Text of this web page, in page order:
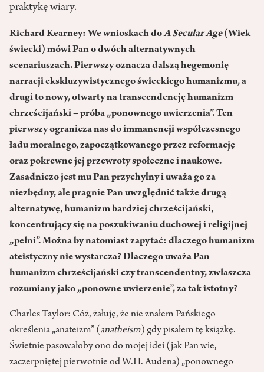
praktykę wiary.
Richard Kearney: We wnioskach doA Secular Age(Wiek
świecki) mówi Pan o dwóch alternatywnych
scenariuszach. Pierwszy oznacza dalszą hegemonię
narracji ekskluzywistycznego świeckiego humanizmu, a
drugi to nowy, otwarty na transcendencję humanizm
chrześcijański – próba „ponownego uwierzenia”. Ten
pierwszy ogranicza nas do immanencji współczesnego
ładu moralnego, zapoczątkowanego przez reformację
oraz pokrewne jej przewroty społeczne i naukowe.
Zasadniczo jest mu Pan przychylny i uważa go za
niezbędny, ale pragnie Pan uwzględnić także drugą
alternatywę, humanizm bardziej chrześcijański,
koncentrujący się na poszukiwaniu duchowej i religijnej
„pełni”. Można by natomiast zapytać: dlaczego humanizm
ateistyczny nie wystarcza? Dlaczego uważa Pan
humanizm chrześcijański czy transcendentny, zwłaszcza
rozumiany jako „ponowne uwierzenie”, za tak istotny?
Charles Taylor: Cóż, żałuję, że nie znałem Pańskiego
określenia „anateizm” (anatheism) gdy pisałem tę książkę.
Świetnie pasowałoby ono do mojej idei (jak Pan wie,
zaczerpniętej pierwotnie od W.H. Audena) „ponownego